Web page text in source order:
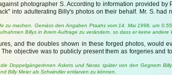
photographer S. According to information provided by
into adulterating Billy's photos on their behalf. Mr. S. had
zu machen. Gemäss den Angaben Ptaahs vom 14. Mai 1998, um
Billys in ihrem Auftrage zu verändern, so dass er keine andere
and the doubles shown in these forged photos, would
objective was to publicly present them as forgeries and
Doppelgängerinnen Askets und Neras später von den Gegnern
Billy Meier als Schwindler entlarven zu können.